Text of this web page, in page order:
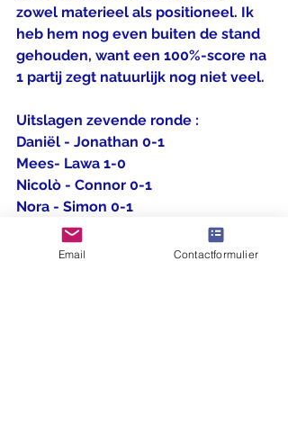
zowel materieel als positioneel. Ik
heb hem nog even buiten de stand
gehouden, want een 100%-score na
1 partij zegt natuurlijk nog niet veel.
Uitslagen zevende ronde :
Daniël - Jonathan 0-1
Mees- Lawa 1-0
Nicolò - Connor 0-1
Nora - Simon 0-1
Jacob - Lucas 1-0
Anton - Dhruv 0-1
Email Contactformulier